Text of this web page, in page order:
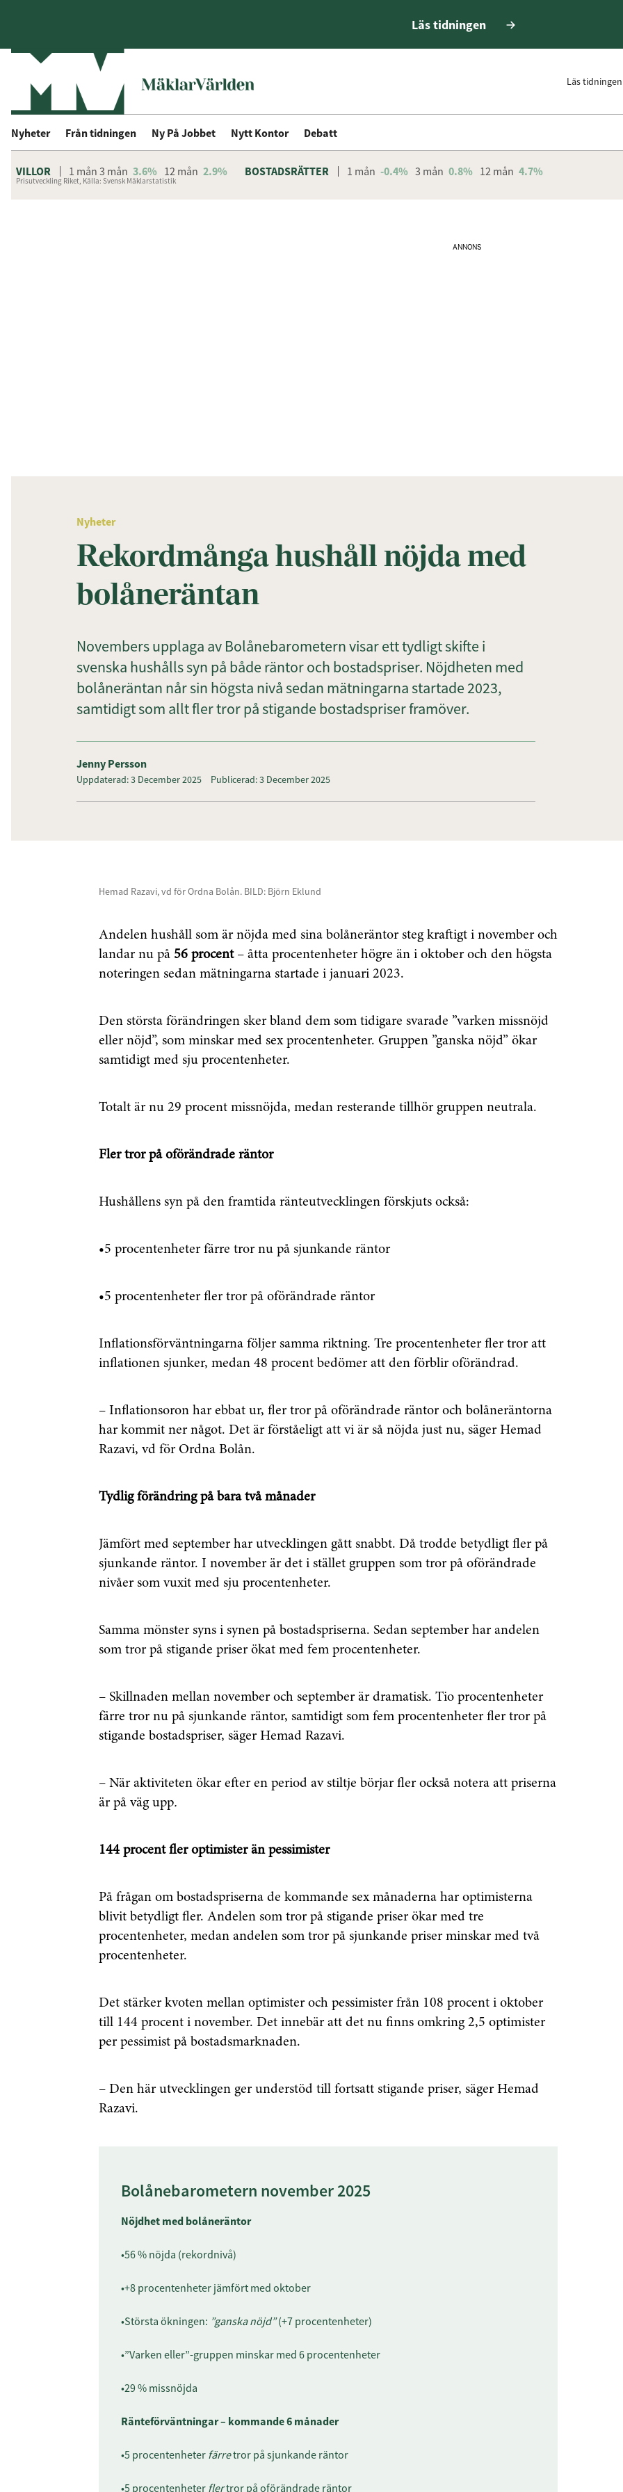
Läs tidningen
Läs tidningen
Nyheter Från tidningen Ny På Jobbet Nytt Kontor Debatt
VILLOR 1 mån 3 mån 3.6% 12 mån 2.9% BOSTADSRÄTTER 1 mån -0.4% 3 mån 0.8% 12 mån 4.7%
Prisutveckling Riket, Källa: Svensk Mäklarstatistik
ANNONS
Nyheter
Rekordmånga hushåll nöjda med
bolåneräntan
Novembers upplaga av Bolånebarometern visar ett tydligt skifte i
svenska hushålls syn på både räntor och bostadspriser. Nöjdheten med
bolåneräntan når sin högsta nivå sedan mätningarna startade 2023,
samtidigt som allt fler tror på stigande bostadspriser framöver.
Jenny Persson
Uppdaterad: 3 December 2025 Publicerad: 3 December 2025
Hemad Razavi, vd för Ordna Bolån. BILD: Björn Eklund
Andelen hushåll som är nöjda med sina bolåneräntor steg kraftigt i november och
landar nu på 56 procent– åtta procentenheter högre än i oktober och den högsta
noteringen sedan mätningarna startade i januari 2023.
Den största förändringen sker bland dem som tidigare svarade ”varken missnöjd
eller nöjd”, som minskar med sex procentenheter. Gruppen ”ganska nöjd” ökar
samtidigt med sju procentenheter.
Totalt är nu 29 procent missnöjda, medan resterande tillhör gruppen neutrala.
Fler tror på oförändrade räntor
Hushållens syn på den framtida ränteutvecklingen förskjuts också:
•5 procentenheter färre tror nu på sjunkande räntor
•5 procentenheter fler tror på oförändrade räntor
Inflationsförväntningarna följer samma riktning. Tre procentenheter fler tror att
inflationen sjunker, medan 48 procent bedömer att den förblir oförändrad.
– Inflationsoron har ebbat ur, fler tror på oförändrade räntor och bolåneräntorna
har kommit ner något. Det är förståeligt att vi är så nöjda just nu, säger Hemad
Razavi, vd för Ordna Bolån.
Tydlig förändring på bara två månader
Jämfört med september har utvecklingen gått snabbt. Då trodde betydligt fler på
sjunkande räntor. I november är det i stället gruppen som tror på oförändrade
nivåer som vuxit med sju procentenheter.
Samma mönster syns i synen på bostadspriserna. Sedan september har andelen
som tror på stigande priser ökat med fem procentenheter.
– Skillnaden mellan november och september är dramatisk. Tio procentenheter
färre tror nu på sjunkande räntor, samtidigt som fem procentenheter fler tror på
stigande bostadspriser, säger Hemad Razavi.
– När aktiviteten ökar efter en period av stiltje börjar fler också notera att priserna
är på väg upp.
144 procent fler optimister än pessimister
På frågan om bostadspriserna de kommande sex månaderna har optimisterna
blivit betydligt fler. Andelen som tror på stigande priser ökar med tre
procentenheter, medan andelen som tror på sjunkande priser minskar med två
procentenheter.
Det stärker kvoten mellan optimister och pessimister från 108 procent i oktober
till 144 procent i november. Det innebär att det nu finns omkring 2,5 optimister
per pessimist på bostadsmarknaden.
– Den här utvecklingen ger understöd till fortsatt stigande priser, säger Hemad
Razavi.
Bolånebarometern november 2025
Nöjdhet med bolåneräntor
•56 % nöjda (rekordnivå)
•+8 procentenheter jämfört med oktober
•Största ökningen: ”ganska nöjd”(+7 procentenheter)
•”Varken eller”-gruppen minskar med 6 procentenheter
•29 % missnöjda
Ränteförväntningar – kommande 6 månader
•5 procentenheter färretror på sjunkande räntor
•5 procentenheter flertror på oförändrade räntor
först
Prenumerera